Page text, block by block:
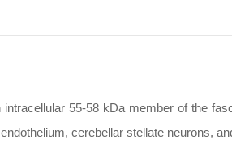
55-58 kDa member of the
cerebellar stellate neurons,